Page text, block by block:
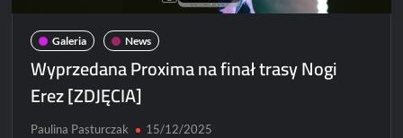
Galeria News
Wyprzedana Proxima na finał trasy Nogi
Erez [ZDJĘCIA]
Paulina Pasturczak 15/12/2025